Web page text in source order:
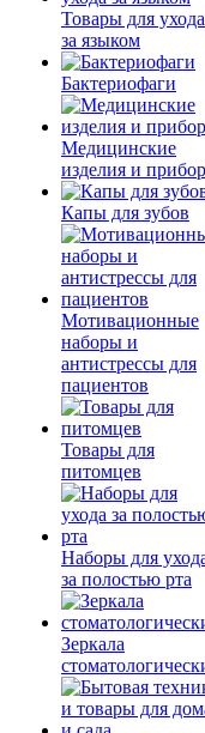
Товары для ухода
за языком
Бактериофаги
Медицинские
изделия и
Капы для зубов
Мотивационные
наборы и
антистрессы для
пациентов
Товары для
питомцев
Наборы для
за полостью рта
Зеркала